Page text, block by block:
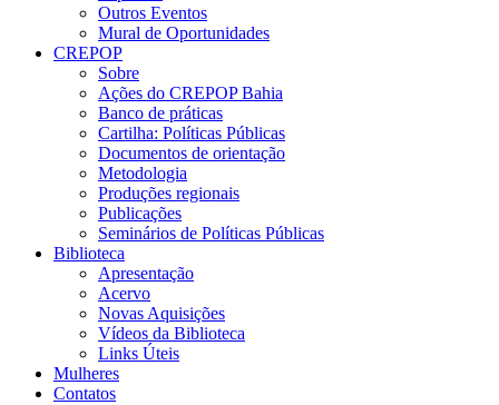
Outros Eventos
Mural de Oportunidades
CREPOP
Sobre
Ações do CREPOP Bahia
Banco de práticas
Cartilha: Políticas Públicas
Documentos de orientação
Metodologia
Produções regionais
Publicações
Seminários de Políticas Públicas
Biblioteca
Apresentação
Acervo
Novas Aquisições
Vídeos da Biblioteca
Links Úteis
Mulheres
Contatos